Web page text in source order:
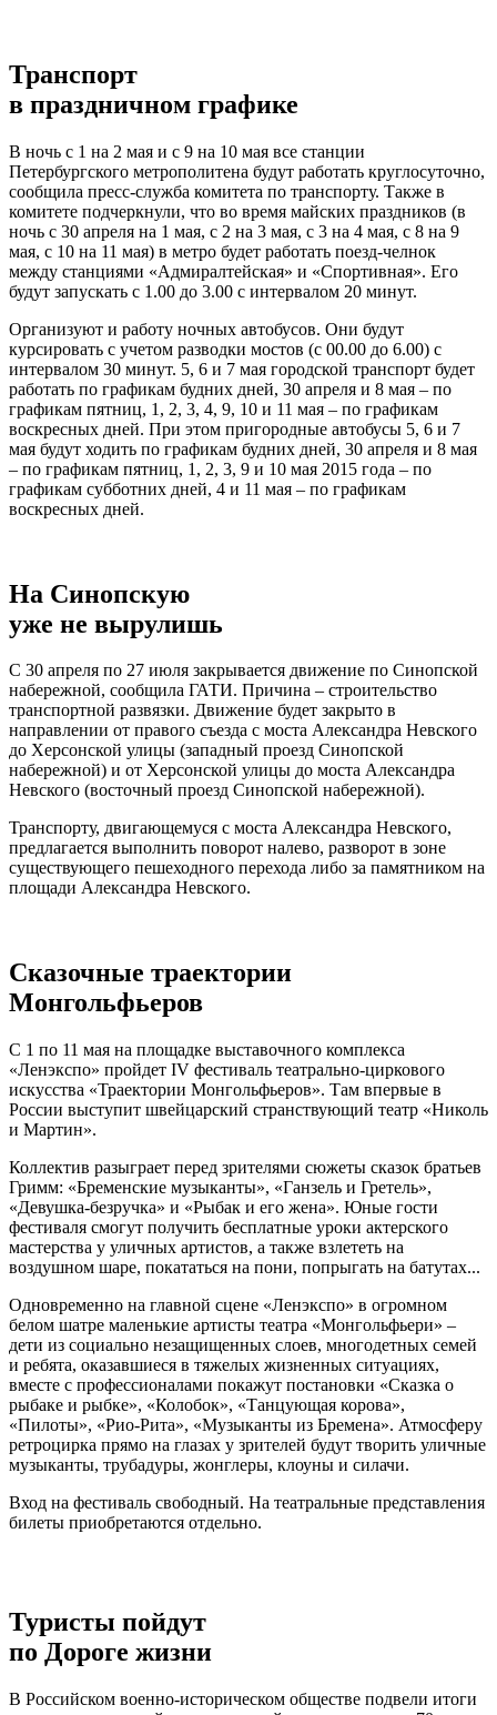
Транспорт
в праздничном графике
В ночь с 1 на 2 мая и с 9 на 10 мая все станции
Петербургского метрополитена будут работать круглосуточно,
сообщила пресс-служба комитета по транспорту. Также в
комитете подчеркнули, что во время майских праздников (в
ночь с 30 апреля на 1 мая, с 2 на 3 мая, с 3 на 4 мая, с 8 на 9
мая, с 10 на 11 мая) в метро будет работать поезд-челнок
между станциями «Адмиралтейская» и «Спортивная». Его
будут запускать с 1.00 до 3.00 с интервалом 20 минут.
Организуют и работу ночных автобусов. Они будут
курсировать с учетом разводки мостов (с 00.00 до 6.00) с
интервалом 30 минут. 5, 6 и 7 мая городской транспорт будет
работать по графикам будних дней, 30 апреля и 8 мая – по
графикам пятниц, 1, 2, 3, 4, 9, 10 и 11 мая – по графикам
воскресных дней. При этом пригородные автобусы 5, 6 и 7
мая будут ходить по графикам будних дней, 30 апреля и 8 мая
– по графикам пятниц, 1, 2, 3, 9 и 10 мая 2015 года – по
графикам субботних дней, 4 и 11 мая – по графикам
воскресных дней.
На Синопскую
уже не вырулишь
С 30 апреля по 27 июля закрывается движение по Синопской
набережной, сообщила ГАТИ. Причина – строительство
транспортной развязки. Движение будет закрыто в
направлении от правого съезда с моста Александра Невского
до Херсонской улицы (западный проезд Синопской
набережной) и от Херсонской улицы до моста Александра
Невского (восточный проезд Синопской набережной).
Транспорту, двигающемуся с моста Александра Невского,
предлагается выполнить поворот налево, разворот в зоне
существующего пешеходного перехода либо за памятником на
площади Александра Невского.
Сказочные траектории
Монгольфьеров
С 1 по 11 мая на площадке выставочного комплекса
«Ленэкспо» пройдет IV фестиваль театрально-циркового
искусства «Траектории Монгольфьеров». Там впервые в
России выступит швейцарский странствующий театр «Николь
и Мартин».
Коллектив разыграет перед зрителями сюжеты сказок братьев
Гримм: «Бременские музыканты», «Ганзель и Гретель»,
«Девушка-безручка» и «Рыбак и его жена». Юные гости
фестиваля смогут получить бесплатные уроки актерского
мастерства у уличных артистов, а также взлететь на
воздушном шаре, покататься на пони, попрыгать на батутах...
Одновременно на главной сцене «Ленэкспо» в огромном
белом шатре маленькие артисты театра «Монгольфьери» –
дети из социально незащищенных слоев, многодетных семей
и ребята, оказавшиеся в тяжелых жизненных ситуациях,
вместе с профессионалами покажут постановки «Сказка о
рыбаке и рыбке», «Колобок», «Танцующая корова»,
«Пилоты», «Рио-Рита», «Музыканты из Бремена». Атмосферу
ретроцирка прямо на глазах у зрителей будут творить уличные
музыканты, трубадуры, жонглеры, клоуны и силачи.
Вход на фестиваль свободный. На театральные представления
билеты приобретаются отдельно.
Туристы пойдут
по Дороге жизни
В Российском военно-историческом обществе подвели итоги